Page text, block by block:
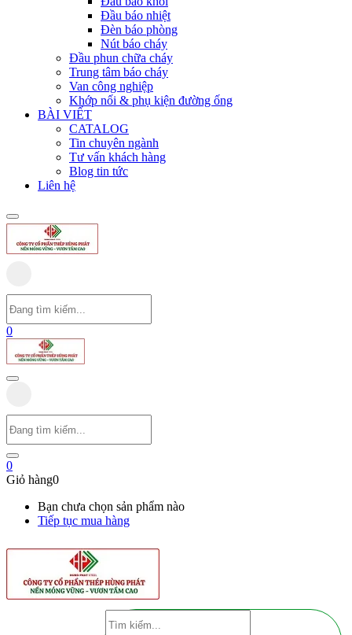
Đầu báo nhiệt
Đèn báo phòng
Nút báo cháy
Đầu phun chữa cháy
Trung tâm báo cháy
Van công nghiệp
Khớp nối & phụ kiện đường ống
BÀI VIẾT
CATALOG
Tin chuyên ngành
Tư vấn khách hàng
Blog tin tức
Liên hệ
0
0
Giỏ hàng0
Bạn chưa chọn sản phẩm nào
Tiếp tục mua hàng